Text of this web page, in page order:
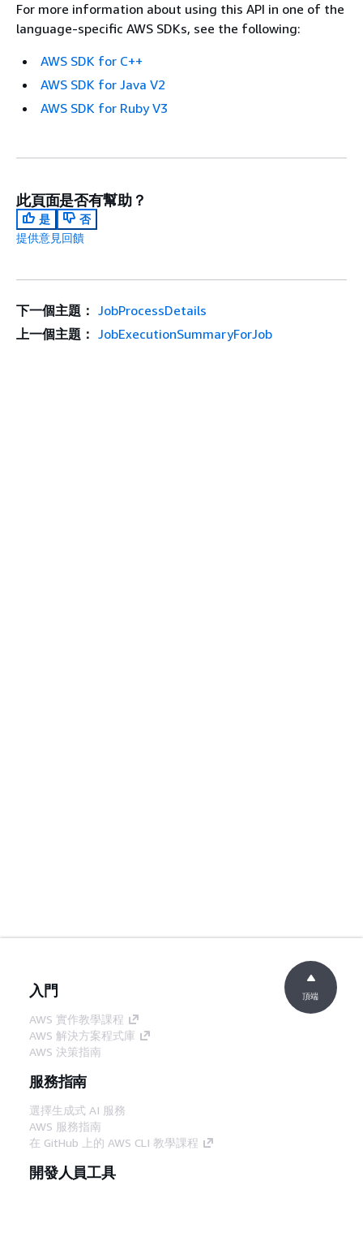
For more information about using this API in one of the
language-specific AWS SDKs, see the following:
AWS SDK for C++
AWS SDK for Java V2
AWS SDK for Ruby V3
此頁面是否有幫助？
是
否
提供意見回饋
下一個主題： JobProcessDetails
上一個主題： JobExecutionSummaryForJob
入門
AWS 實作教學課程
AWS 解決方案程式庫
AWS 決策指南
服務指南
選擇生成式 AI 服務
AWS 服務指南
在 GitHub 上的 AWS CLI 教學課程
開發人員工具
頂端